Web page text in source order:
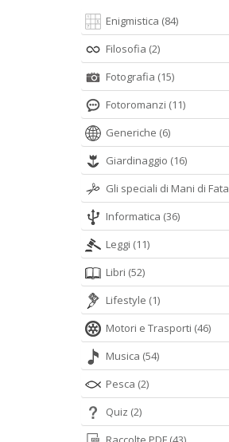
Enigmistica (84)
Filosofia (2)
Fotografia (15)
Fotoromanzi (11)
Generiche (6)
Giardinaggio (16)
Gli speciali di Mani di Fata
Informatica (36)
Leggi (11)
Libri (52)
Lifestyle (1)
Motori e Trasporti (46)
Musica (54)
Pesca (2)
Quiz (2)